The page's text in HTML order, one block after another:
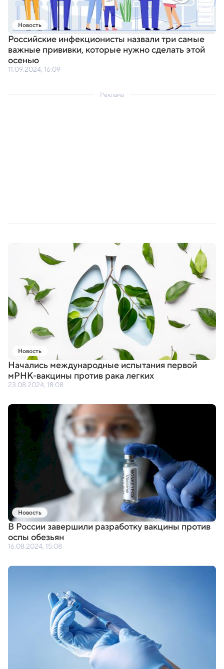
Новость
Российские инфекционисты назвали три самые
важные прививки,которые нужно сделать этой
осенью
11.09.2024, 16:09
Реклама
Новость
Начались международные испытания первой
мРНК-вакцины против рака легких
23.08.2024, 18:08
Новость
В России завершили разработку вакцины против
оспы обезьян
16.08.2024, 15:08